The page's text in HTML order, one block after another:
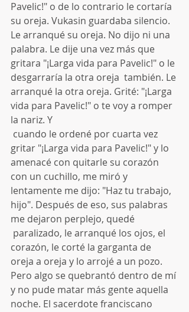
Pavelic!" o de lo contrario le cortaría
su oreja. Vukasin guardaba silencio.
Le arranqué su oreja. No dijo ni una
palabra. Le dije una vez más que
gritara "¡Larga vida para Pavelic!" o le
desgarraría la otra oreja  también. Le
arranqué la otra oreja. Grité: "¡Larga
vida para Pavelic!" o te voy a romper
la nariz. Y
gritar "¡Larga vida para Pavelic!" y lo
amenacé con quitarle su corazón
con un cuchillo, me miró y
lentamente me dijo: "Haz tu trabajo,
hijo". Después de eso, sus palabras
me dejaron perplejo, quedé
corazón, le corté la garganta de
oreja a oreja y lo arrojé a un pozo.
Pero algo se quebrantó dentro de mí
y no pude matar más gente aquella
noche. El sacerdote franciscano